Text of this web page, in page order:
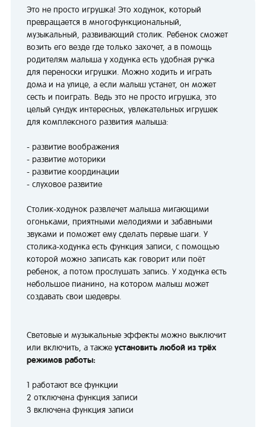
Это не просто игрушка! Это ходунок, который
превращается в многофункциональный,
музыкальный, развивающий столик. Ребенок сможет
возить его везде где только захочет, а в помощь
родителям малыша у ходунка есть удобная ручка
для переноски игрушки. Можно ходить и играть
дома и на улице, а если малыш устанет, он может
сесть и поиграть. Ведь это не просто игрушка, это
целый сундук интересных, увлекательных игрушек
для комплексного развития малыша:
- развитие воображения
- развитие моторики
- развитие координации
- слуховое развитие
Столик-ходунок развлечет малыша мигающими
огоньками, приятными мелодиями и забавными
звуками и поможет ему сделать первые шаги. У
столика-ходунка есть функция записи, с помощью
которой можно записать как говорит или поёт
ребенок, а потом прослушать запись. У ходунка есть
небольшое пианино, на котором малыш может
создавать свои шедевры.
Световые и музыкальные эффекты можно выключит
или включить, а также установить любой из трёх
режимов работы:
1 работают все функции
2 отключена функция записи
3 включена функция записи